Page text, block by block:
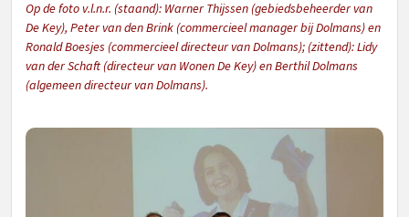
Op de foto v.l.n.r. (staand): Warner Thijssen (gebiedsbeheerder van
De Key), Peter van den Brink (commercieel manager bij Dolmans) en
Ronald Boesjes (commercieel directeur van Dolmans); (zittend): Lidy
van der Schaft (directeur van Wonen De Key) en Berthil Dolmans
(algemeen directeur van Dolmans).